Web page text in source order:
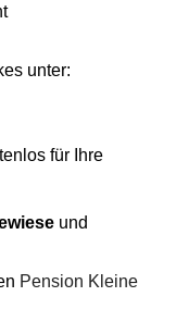
unter:
für Ihre
und
Pension Kleine